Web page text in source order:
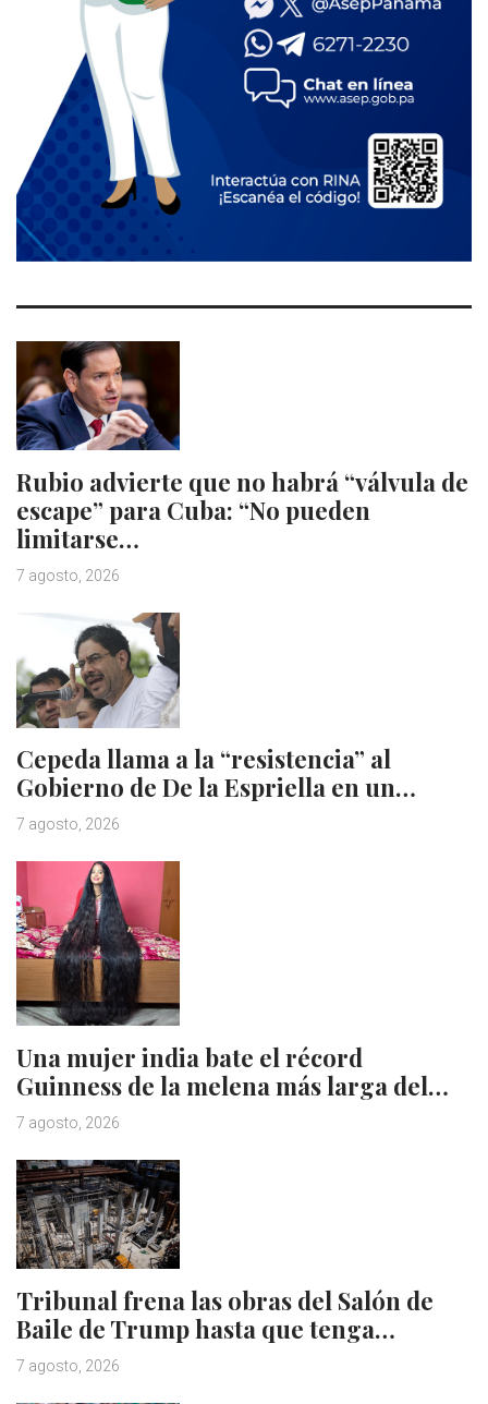
Rubio advierte que no habrá “válvula de
escape” para Cuba: “No pueden
limitarse…
7 agosto, 2026
Cepeda llama a la “resistencia” al
Gobierno de De la Espriella en un…
7 agosto, 2026
Una mujer india bate el récord
Guinness de la melena más larga del…
7 agosto, 2026
Tribunal frena las obras del Salón de
Baile de Trump hasta que tenga…
7 agosto, 2026